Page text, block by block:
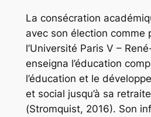
La consécration
avec son élection comme
l’Université Paris V –
enseigna l’éducation
l’éducation et le
et social jusqu’à sa
(Stromquist, 2016). Son